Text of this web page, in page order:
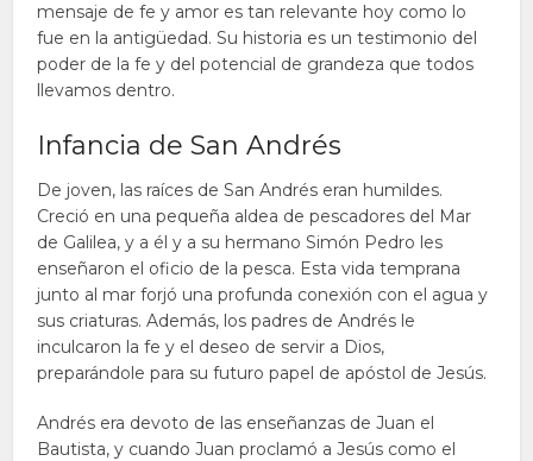
mensaje de fe y amor es tan relevante hoy como lo
fue en la antigüedad. Su historia es un testimonio del
poder de la fe y del potencial de grandeza que todos
llevamos dentro.
Infancia de San Andrés
De joven, las raíces de San Andrés eran humildes.
Creció en una pequeña aldea de pescadores del Mar
de Galilea, y a él y a su hermano Simón Pedro les
enseñaron el oficio de la pesca. Esta vida temprana
junto al mar forjó una profunda conexión con el agua y
sus criaturas. Además, los padres de Andrés le
inculcaron la fe y el deseo de servir a Dios,
preparándole para su futuro papel de apóstol de Jesús.
Andrés era devoto de las enseñanzas de Juan el
Bautista, y cuando Juan proclamó a Jesús como el